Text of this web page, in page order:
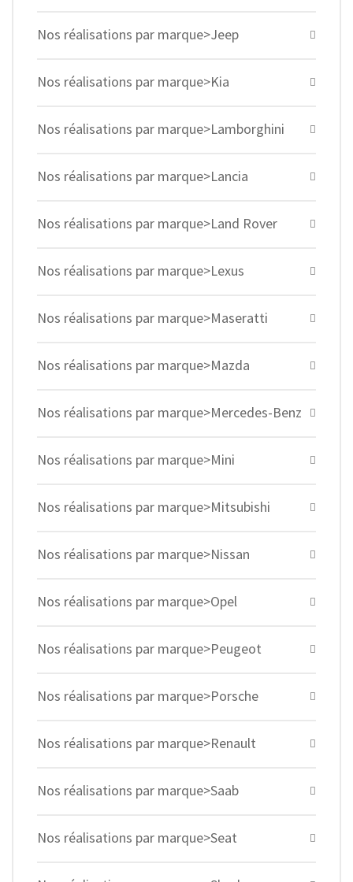
Nos réalisations par marque>Jeep
Nos réalisations par marque>Kia
Nos réalisations par marque>Lamborghini
Nos réalisations par marque>Lancia
Nos réalisations par marque>Land Rover
Nos réalisations par marque>Lexus
Nos réalisations par marque>Maseratti
Nos réalisations par marque>Mazda
Nos réalisations par marque>Mercedes-Benz
Nos réalisations par marque>Mini
Nos réalisations par marque>Mitsubishi
Nos réalisations par marque>Nissan
Nos réalisations par marque>Opel
Nos réalisations par marque>Peugeot
Nos réalisations par marque>Porsche
Nos réalisations par marque>Renault
Nos réalisations par marque>Saab
Nos réalisations par marque>Seat